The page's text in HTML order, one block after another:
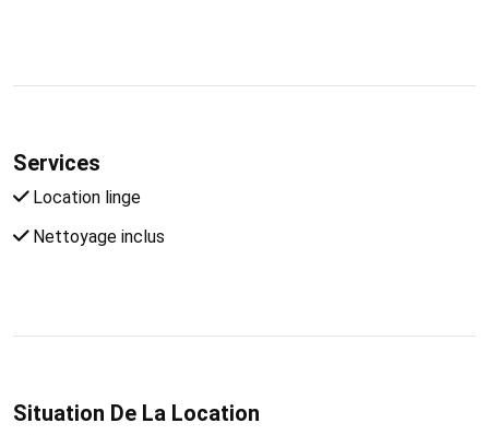
Services
Location linge
Nettoyage inclus
Situation De La Location